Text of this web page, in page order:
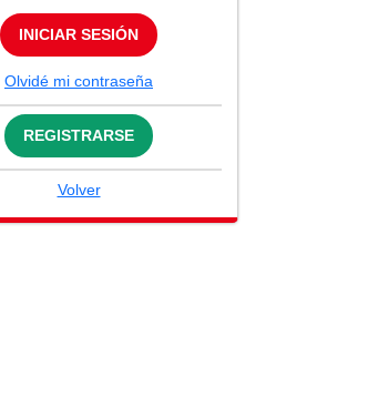
INICIAR SESIÓN
Olvidé mi contraseña
REGISTRARSE
Volver